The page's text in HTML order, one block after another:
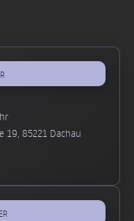
19, 85221 Dachau